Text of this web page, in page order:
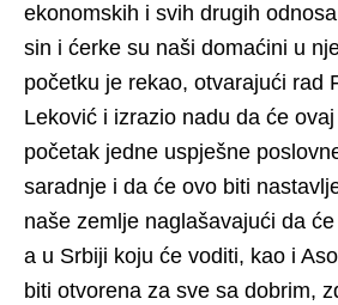
ekonomskih i svih drugih
sin i ćerke su naši domaćini u
početku je rekao, otvarajući rad
Leković i izrazio nadu da će
početak jedne uspješne
saradnje i da će ovo biti
naše zemlje naglašavajući da
a u Srbiji koju će voditi, kao i
biti otvorena za sve sa dobrim,